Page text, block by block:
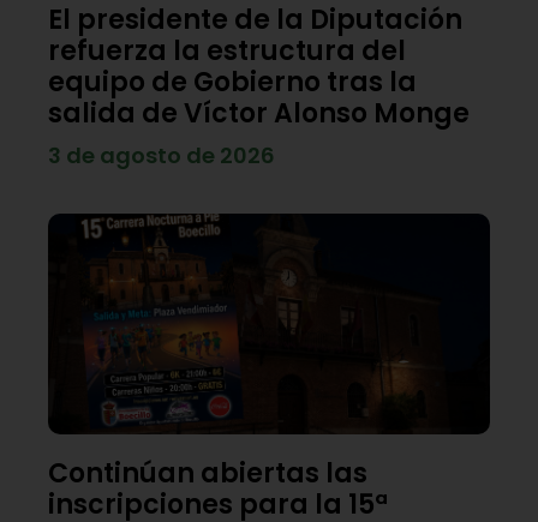
El presidente de la Diputación
refuerza la estructura del
equipo de Gobierno tras la
salida de Víctor Alonso Monge
3 de agosto de 2026
Continúan abiertas las
inscripciones para la 15ª